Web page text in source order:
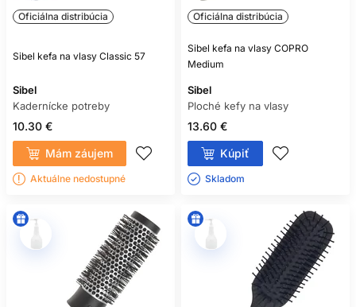
Oficiálna distribúcia
Sibel kefa na vlasy Classic 57
Sibel
Kadernícke potreby
10.30 €
Mám záujem
Aktuálne nedostupné
Oficiálna distribúcia
Sibel kefa na vlasy COPRO
Medium
Sibel
Ploché kefy na vlasy
13.60 €
Kúpiť
Skladom ㅤ